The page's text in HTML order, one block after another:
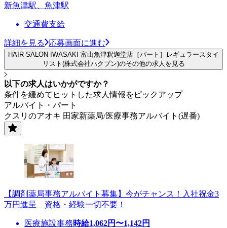
新魚津駅、魚津駅
交通費支給
詳細を見る 応募画面に進む
HAIR SALON IWASAKI 富山魚津釈迦堂店［パート］レギュラースタイ
リスト(株式会社ハクブン)のその他の求人を見る
以下の求人はいかがですか？
条件を緩めてヒットした求人情報をピックアップ
アルバイト・パート
クスリのアオキ 田家新薬局/医療事務アルバイト(遅番)
【調剤薬局事務アルバイト募集】今がチャンス！入社祝金3
万円進呈 資格・経験一切不要！
医療施設事務時給1,062円〜1,142円